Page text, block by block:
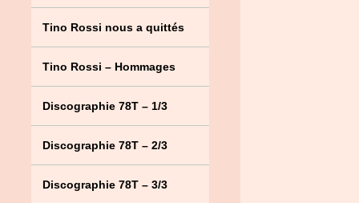
Tino Rossi nous a quittés
Tino Rossi – Hommages
Discographie 78T – 1/3
Discographie 78T – 2/3
Discographie 78T – 3/3